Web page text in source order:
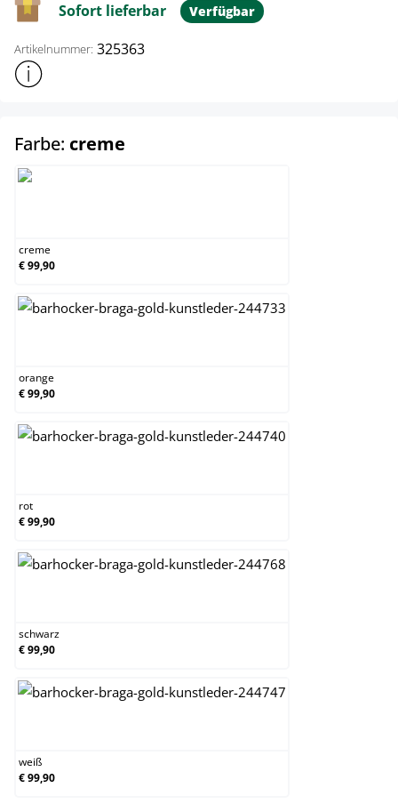
Sofort lieferbar Verfügbar
Artikelnummer: 325363
Weitere Produktinformationen anzeigen
Farbe: creme
creme
€ 99,90
orange
€ 99,90
rot
€ 99,90
schwarz
€ 99,90
weiß
€ 99,90